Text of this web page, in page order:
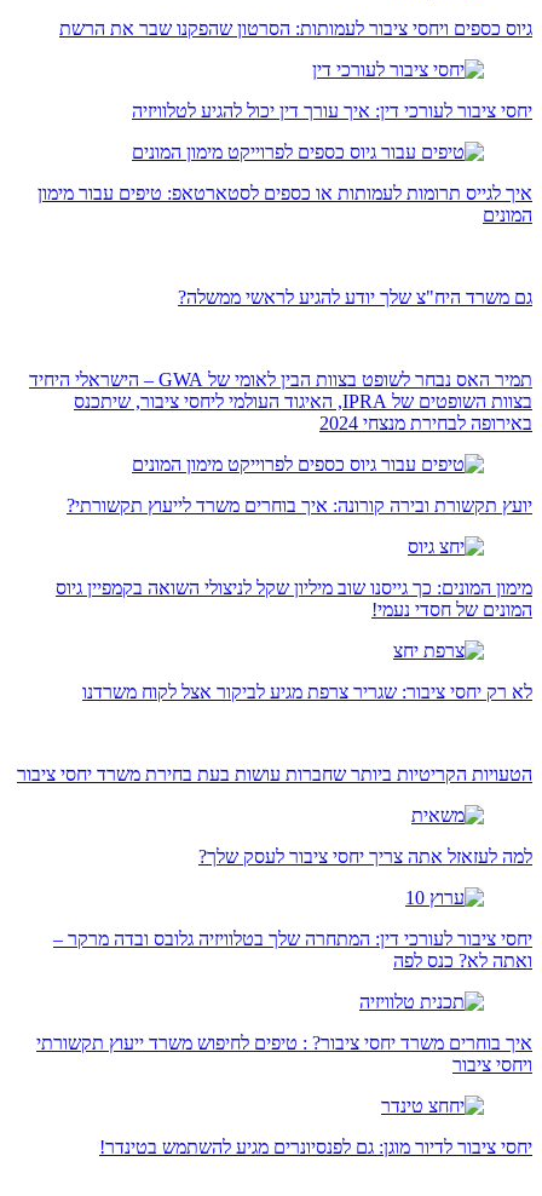
גיוס כספים ויחסי ציבור לעמותות: הסרטון שהפקנו שבר את הרשת
יחסי ציבור לעורכי דין: איך עורך דין יכול להגיע לטלוויזיה
איך לגייס תרומות לעמותות או כספים לסטארטאפ: טיפים עבור מימון
המונים
גם משרד היח"צ שלך יודע להגיע לראשי ממשלה?
תמיר האס נבחר לשופט בצוות הבין לאומי של GWA – הישראלי היחיד
בצוות השופטים של IPRA, האיגוד העולמי ליחסי ציבור, שיתכנס
באירופה לבחירת מנצחי 2024
יועץ תקשורת ובירה קורונה: איך בוחרים משרד לייעוץ תקשורתי?
מימון המונים: כך גייסנו שוב מיליון שקל לניצולי השואה בקמפיין גיוס
המונים של חסדי נעמי!
לא רק יחסי ציבור: שגריר צרפת מגיע לביקור אצל לקוח משרדנו
הטעויות הקריטיות ביותר שחברות עושות בעת בחירת משרד יחסי ציבור
למה לעזאזל אתה צריך יחסי ציבור לעסק שלך?
יחסי ציבור לעורכי דין: המתחרה שלך בטלוויזיה גלובס ובדה מרקר –
ואתה לא? כנס לפה
איך בוחרים משרד יחסי ציבור? : טיפים לחיפוש משרד ייעוץ תקשורתי
ויחסי ציבור
יחסי ציבור לדיור מוגן: גם לפנסיונרים מגיע להשתמש בטינדר!